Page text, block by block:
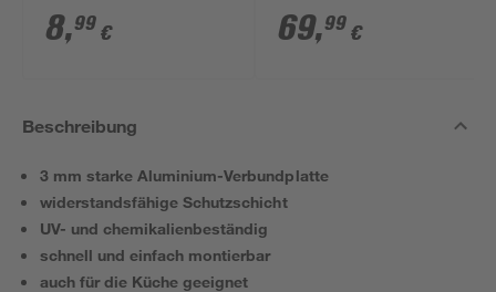
mm
8,99 €
x 33 cm
69,99 €
Beschreibung
3 mm starke Aluminium-Verbundplatte
widerstandsfähige Schutzschicht
UV- und chemikalienbeständig
schnell und einfach montierbar
auch für die Küche geeignet